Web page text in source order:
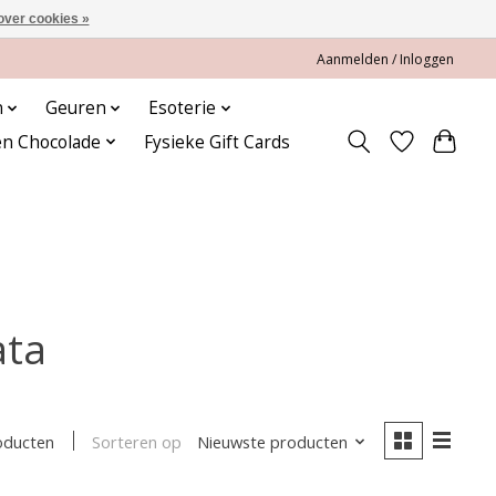
Aanmelden / Inloggen
Geuren
Esoterie
Chocolade
Fysieke Gift Cards
Sorteren op Nieuwste producten
cookies »